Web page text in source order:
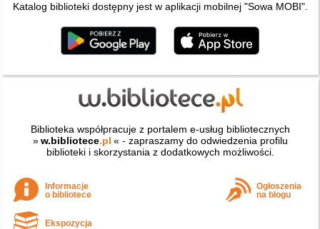
Katalog biblioteki dostępny jest w aplikacji mobilnej "Sowa MOBI".
Biblioteka współpracuje z portalem e-usług bibliotecznych
» w.bibliotece.pl « - zapraszamy do odwiedzenia profilu
biblioteki i skorzystania z dodatkowych możliwości.
Informacje
o bibliotece
Ogłoszenia
na blogu
Ekspozycja